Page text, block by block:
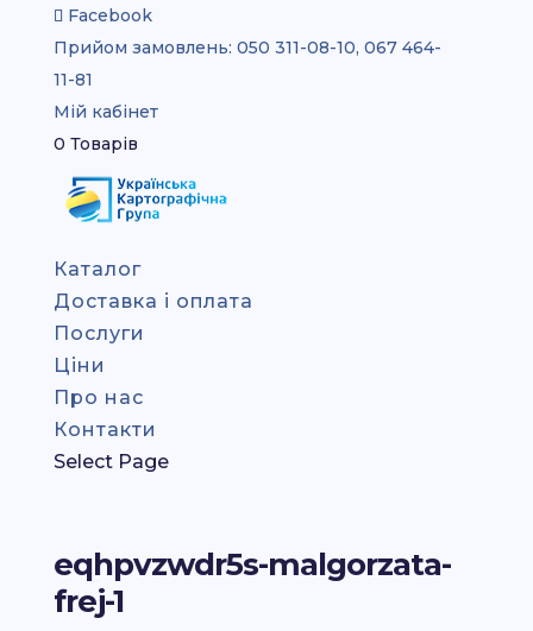
Facebook
Прийом замовлень: 050 311-08-10, 067 464-
11-81
Мій кабінет
0 Товарів
Каталог
Доставка і оплата
Послуги
Ціни
Про нас
Контакти
Select Page
eqhpvzwdr5s-malgorzata-
frej-1